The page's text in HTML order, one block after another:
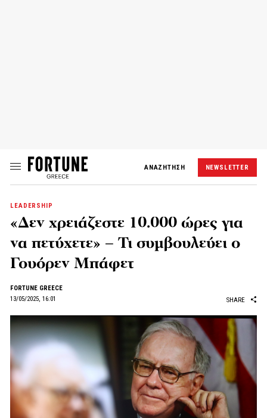
ΑΝΑΖΗΤΗΣΗ NEWSLETTER
LEADERSHIP
«Δεν χρειάζεστε 10.000 ώρες για
να πετύχετε» – Τι συμβουλεύει ο
Γουόρεν Μπάφετ
FORTUNE GREECE
13/05/2025, 16:01
SHARE